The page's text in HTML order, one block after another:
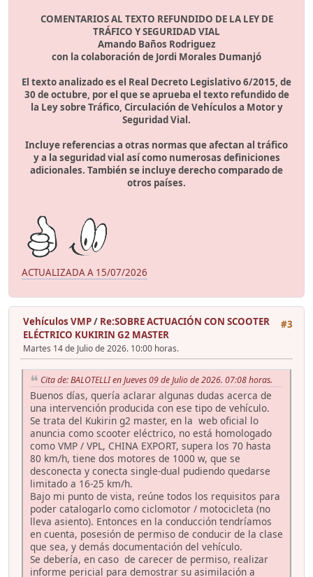
COMENTARIOS AL TEXTO REFUNDIDO DE LA LEY DE
TRÁFICO Y SEGURIDAD VIAL
Amando Baños Rodriguez
con la colaboración de Jordi Morales Dumanjó
El texto analizado es el Real Decreto Legislativo 6/2015, de
30 de octubre, por el que se aprueba el texto refundido de
la Ley sobre Tráfico, Circulación de Vehículos a Motor y
Seguridad Vial.
Incluye referencias a otras normas que afectan al tráfico
y a la seguridad vial así como numerosas definiciones
adicionales. También se incluye derecho comparado de
otros países.
ACTUALIZADA A 15/07/2026
#3
Vehículos VMP/ Re:SOBRE ACTUACIÓN CON SCOOTER
ELÉCTRICO KUKIRIN G2 MASTER
Martes 14 de Julio de 2026. 10:00 horas.
Cita de: BALOTELLI en Jueves 09 de Julio de 2026. 07:08 horas.
Buenos días, quería aclarar algunas dudas acerca de
una intervención producida con ese tipo de vehículo.
Se trata del Kukirin g2 master, en la web oficial lo
anuncia como scooter eléctrico, no está homologado
como VMP / VPL, CHINA EXPORT, supera los 70 hasta
80 km/h, tiene dos motores de 1000 w, que se
desconecta y conecta single-dual pudiendo quedarse
limitado a 16-25 km/h.
Bajo mi punto de vista, reúne todos los requisitos para
poder catalogarlo como ciclomotor / motocicleta (no
lleva asiento). Entonces en la conducción tendríamos
en cuenta, posesión de permiso de conducir de la clase
que sea, y demás documentación del vehículo.
Se debería, en caso de carecer de permiso, realizar
informe pericial para demostrar su asimilación a